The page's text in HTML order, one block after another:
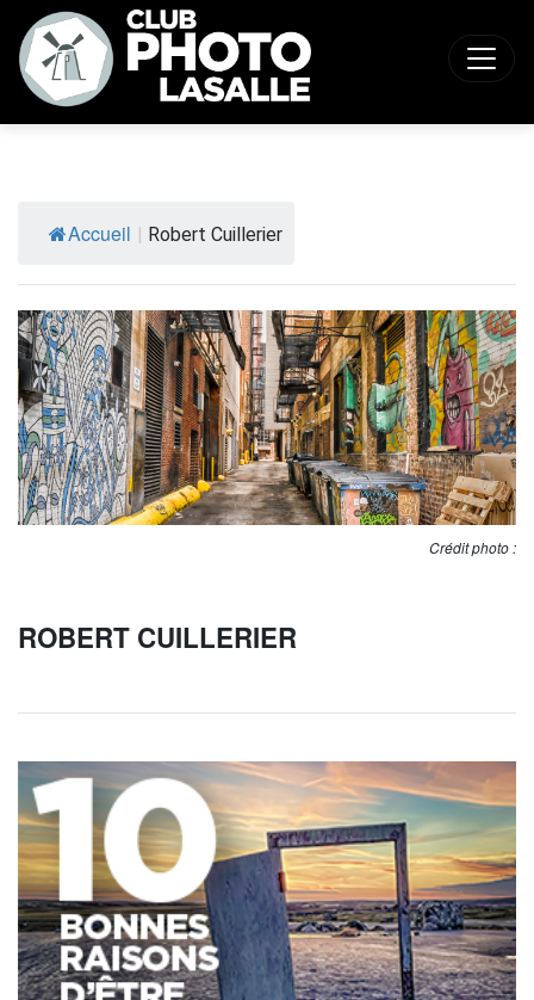
Accueil | Robert Cuillerier
Crédit photo :
ROBERT CUILLERIER